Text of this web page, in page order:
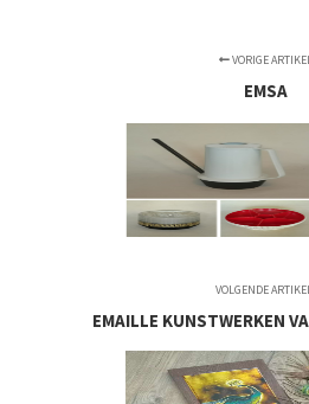
VORIGE
EMSA
VOLGENDE
EMAILLE KUNSTWERKEN